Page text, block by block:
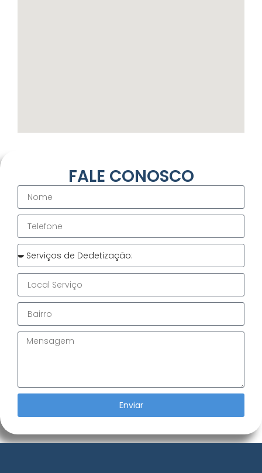
FALE CONOSCO
Enviar